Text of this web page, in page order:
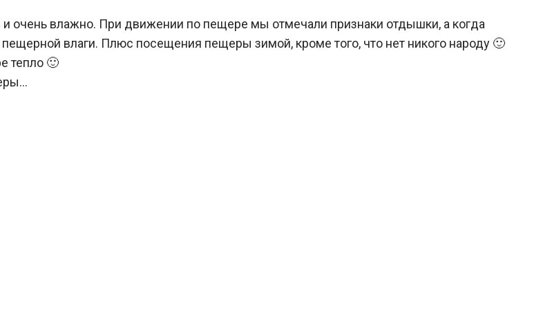
очень влажно. При движении по пещере мы отмечали признаки отдышки, а когда
влаги. Плюс посещения пещеры зимой, кроме того, что нет никого народу 🙂
тепло 🙂